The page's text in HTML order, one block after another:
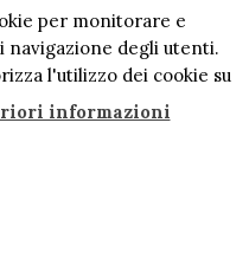
per monitorare e
navigazione degli utenti.
l'utilizzo dei cookie su
informazioni